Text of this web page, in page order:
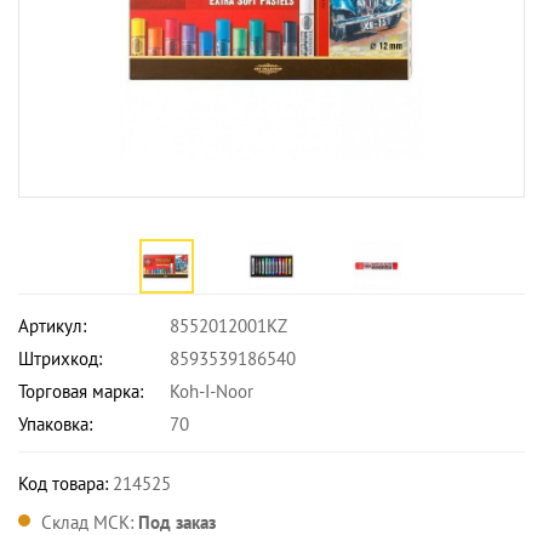
Артикул:
8552012001KZ
Штрихкод:
8593539186540
Торговая марка:
Koh-I-Noor
Упаковка:
70
Код товара: 214525
Склад МСК: Под заказ